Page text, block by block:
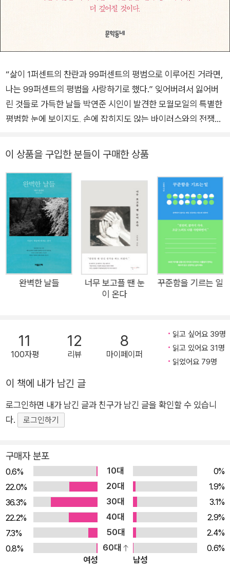
“삶이 1퍼센트의 찬란과 99퍼센트의 평범으로 이루어진 거라면,
나는 99퍼센트의 평범을 사랑하기로 했다.” 잊어버려서 잃어버
린 것들로 가득한 날들 박연준 시인이 발견한 모월모일의 특별한
평범함 눈에 보이지도, 손에 잡히지도 않는 바이러스와의 전쟁으
말도 섞지 않는 것이 예의인 요즘, 마스크와 에탄올 소독제가 생
자신을 보호하고 있다. 잠깐 집앞 카페에 들러 커피 한 잔을 사는
지극히 사소한 일상마저 이전과는 전혀 다른 것이 되었다. 평범한
일상이 그 어느 때보다 특별하게 느껴지는 때에 박연준 시인의 산
문집 『모월모일』을 펴낸다. 끔찍한 날도 좋은 날도, 찬란한 날도
울적한 날도, 특별한 날도 평범한 날도 모두 ‘모월모일’이 아닐지.
“빛나고 싶은 적 많았으나 빛나지 못한 순간들, 그 시간에 깃든
범상한 일들과 마음의 무늬”가 시인 특유의 깊고 섬세한 관찰을
통해 새로이 발굴된다. 시집 『속눈썹이 지르는 비명』 『아버지는
나를 처제, 하고 불렀다』 『베누스 푸디카』 『밤, 비, 뱀』과 산문집
『모월모일』은 지금껏 그가 써온 작품 가운데 가장 평범하고 친근
한 일상을 소재 삼았다. ‘겨울 고양이’ ‘하루치 봄’ ‘여름비’ ‘오래
드라지는 글이 많으며, 그 계절에만 포착되는 풍경과 소리, 맛과
감정들이 읽는 이의 감각을 활짝 열게 한다. 또한 순환하는 계절
이 소환하는 과거의 기억과 그것을 바라보는 지금의 ‘나’ 사이의
간극에서 생겨나는 가만한 통찰과 그것을 감싼 경쾌하고 리드미
날은 작고 가볍고 공평하다. 해와 달이 하나씩 있고, 내가 나로 오
롯이 서 있는 하루”가 있다. 거기서 모든 특별함이 시작된다. “매
일 뜨는 달이 밤의 특별함이듯.”(‘서문’에서) 서문을 지나 만나는
첫번째 글에서 우리는 겨울밤, 얼려놓은 곶감을 종지에 담아 녹을
때까지 기다리는 ‘나’를 만난다. 가만히 앉아 고요한 그 시간을 그
대로 누리며 낮에 ‘당신’과 나눈 짧은 대화를 떠올린다. 겨울에 나
무들이 잎을 다 떨구고 회초리처럼 서 있는 게 나무들로선 겨울을
지나기 위해 할 수 있는 최선일 거라던 당신의 말. 나무의 태만이
이 상품을 구입한 분들이 구매한 상품
완벽한 날들
너무 보고플 땐 눈
이 온다
꾸준함을 기르는 일
11
100자평
12
리뷰
8
마이페이퍼
읽고 싶어요 39명
읽고 있어요 31명
읽었어요 79명
이 책에 내가 남긴 글
로그인하면 내가 남긴 글과 친구가 남긴 글을 확인할 수 있습니
다.
로그인하기
구매자 분포
0.6% 10대
0%
22.0%
20대
1.9%
36.3%
30대
3.1%
22.2%
40대
2.9%
7.3%
50대
2.4%
0.8%
60대
0.6%
여성
남성